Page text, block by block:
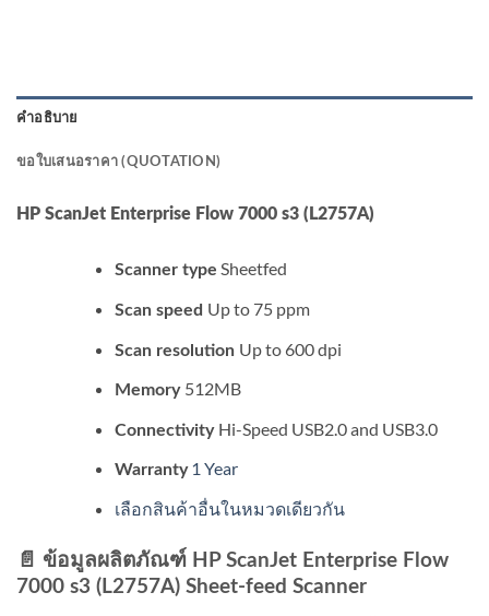
คำอธิบาย
ขอใบเสนอราคา (QUOTATION)
HP ScanJet Enterprise Flow 7000 s3 (L2757A)
Scanner type Sheetfed
Scan speed Up to 75 ppm
Scan resolution Up to 600 dpi
Memory 512MB
Connectivity Hi-Speed USB2.0 and USB3.0
Warranty 1 Year
เลือกสินค้าอื่นในหมวดเดียวกัน
📄 ข้อมูลผลิตภัณฑ์ HP ScanJet Enterprise Flow
7000 s3 (L2757A) Sheet-feed Scanner